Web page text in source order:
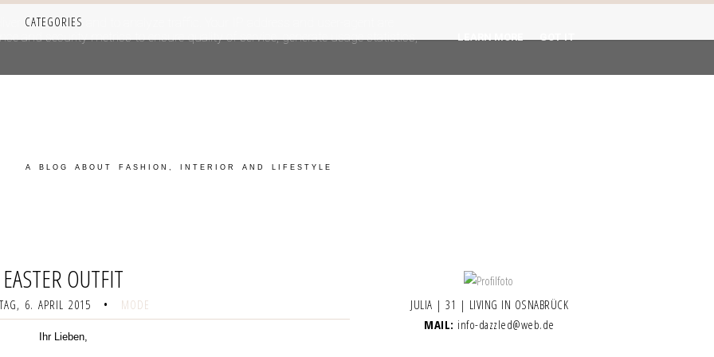
CATEGORIES
A BLOG ABOUT FASHION, INTERIOR AND LIFESTYLE
EASTER OUTFIT
6. APRIL 2015 • MODE
Ihr Lieben,
JULIA | 31 | LIVING IN OSNABRÜCK
MAIL: info-dazzled@web.de
its services and to analyze traffic. Your IP address and user-agent are
and security metrics to ensure quality of service, generate usage statistics,
LEARN MORE GOT IT